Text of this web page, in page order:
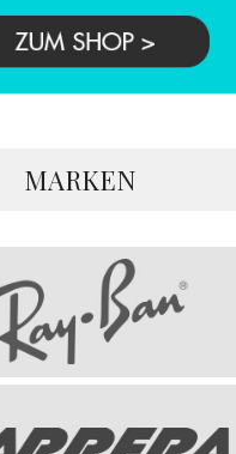
MARKEN